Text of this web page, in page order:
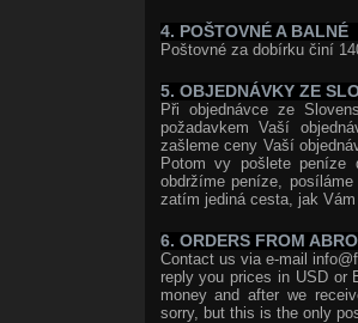
4. POŠTOVNÉ A BALNÉ
Poštovné za dobírku činí
5. OBJEDNÁVKY ZE
Při objednávce ze
požadavkem Vaší
zašleme ceny Vaší
Potom vy pošlete peníze
obdržíme peníze,
zatím jediná cesta, jak
6. ORDERS FROM
Contact us via e-mail
reply you prices in USD or
money and after we
sorry, but this is the only